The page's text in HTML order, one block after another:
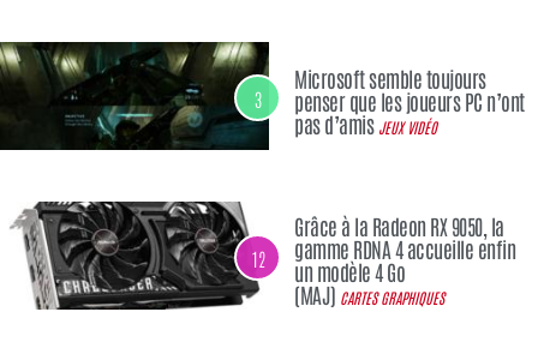
3
Microsoft semble toujours
penser que les joueurs PC n’ont
pas d’amis JEUX VIDÉO
12
Grâce à la Radeon RX 9050, la
gamme RDNA 4 accueille enfin
un modèle 4 Go
(MAJ) CARTES GRAPHIQUES